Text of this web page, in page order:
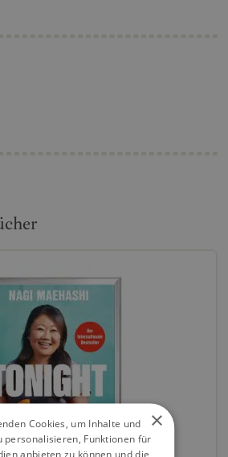
×
Cookies, um Inhalte und
personalisieren, Funktionen für
anbieten zu können und die